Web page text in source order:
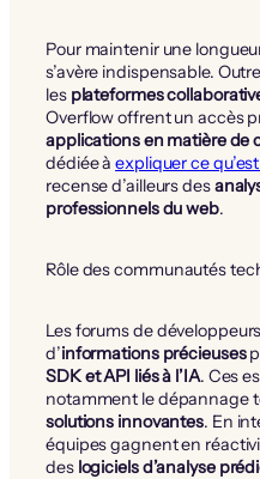
Pour maintenir une
s’avère indispensable.
les plateformes
Overflow offrent un accès
applications en matière de
dédiée àexpliquer ce
recense d’ailleurs des
professionnels du web.
Rôle des communautés
Les forums de
d’informations précieuses
SDK et API liés à l’IA. Ces
notamment le dépannage
solutions innovantes. En
équipes gagnent en
des logiciels d’analyse